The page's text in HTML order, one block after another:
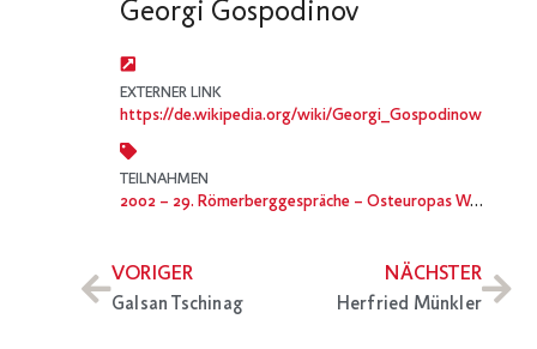
Georgi Gospodinov
EXTERNER LINK
https://de.wikipedia.org/wiki/Georgi_Gospodinow
TEILNAHMEN
2002 – 29. Römerberggespräche – Osteuropas West-Erweiterung
VORIGER
Galsan Tschinag
NÄCHSTER
Herfried Münkler